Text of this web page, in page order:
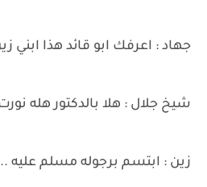
جهاد : اعرفك ابو قائد هذا ابني
شيخ جلال : هلا بالدكتور هله نورت
زين : ابتسم برجوله مسلم عليه